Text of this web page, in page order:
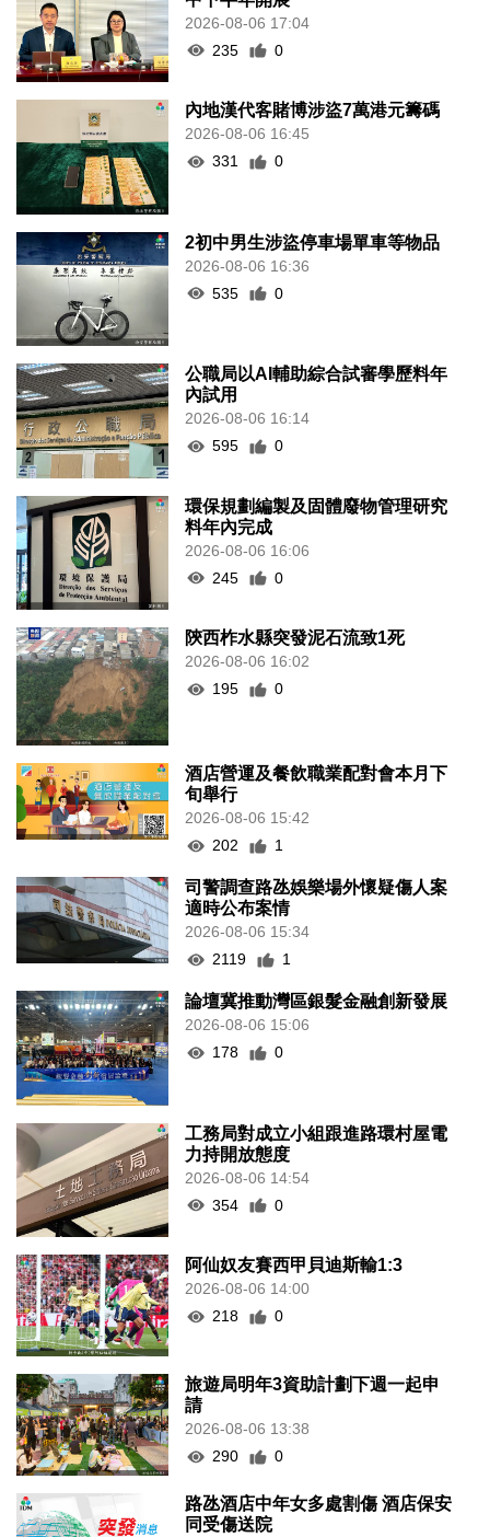
2026-08-06 17:04
235
0
內地漢代客賭博涉盜7萬港元籌碼
2026-08-06 16:45
331
0
2初中男生涉盜停車場單車等物品
2026-08-06 16:36
535
0
公職局以AI輔助綜合試審學歷料年
內試用
2026-08-06 16:14
595
0
環保規劃編製及固體廢物管理研究
料年內完成
2026-08-06 16:06
245
0
陝西柞水縣突發泥石流致1死
2026-08-06 16:02
195
0
酒店營運及餐飲職業配對會本月下
旬舉行
2026-08-06 15:42
202
1
司警調查路氹娛樂場外懷疑傷人案
適時公布案情
2026-08-06 15:34
2119
1
論壇冀推動灣區銀髮金融創新發展
2026-08-06 15:06
178
0
工務局對成立小組跟進路環村屋電
力持開放態度
2026-08-06 14:54
354
0
阿仙奴友賽西甲貝迪斯輸1:3
2026-08-06 14:00
218
0
旅遊局明年3資助計劃下週一起申
請
2026-08-06 13:38
290
0
路氹酒店中年女多處割傷 酒店保安
同受傷送院